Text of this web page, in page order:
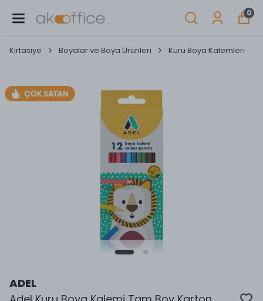
0
Kırtasiye Boyalar ve Boya Ürünleri Kuru Boya Kalemleri
ADEL